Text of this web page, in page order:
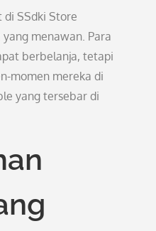
di SSdki Store
menawan. Para
berbelanja, tetapi
momen mereka di
yang tersebar di